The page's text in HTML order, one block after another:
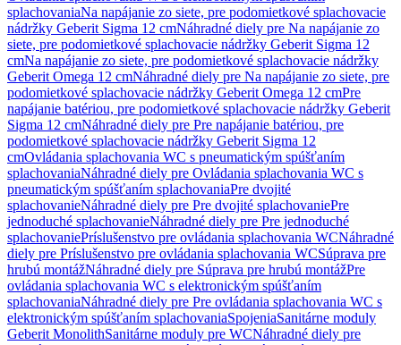
splachovaniaNa napájanie zo siete, pre podomietkové splachovacie
nádržky Geberit Sigma 12 cmNáhradné diely pre Na napájanie zo
siete, pre podomietkové splachovacie nádržky Geberit Sigma 12
cmNa napájanie zo siete, pre podomietkové splachovacie nádržky
Geberit Omega 12 cmNáhradné diely pre Na napájanie zo siete, pre
podomietkové splachovacie nádržky Geberit Omega 12 cmPre
napájanie batériou, pre podomietkové splachovacie nádržky Geberit
Sigma 12 cmNáhradné diely pre Pre napájanie batériou, pre
podomietkové splachovacie nádržky Geberit Sigma 12
cmOvládania splachovania WC s pneumatickým spúšťaním
splachovaniaNáhradné diely pre Ovládania splachovania WC s
pneumatickým spúšťaním splachovaniaPre dvojité
splachovanieNáhradné diely pre Pre dvojité splachovaniePre
jednoduché splachovanieNáhradné diely pre Pre jednoduché
splachovaniePríslušenstvo pre ovládania splachovania WCNáhradné
diely pre Príslušenstvo pre ovládania splachovania WCSúprava pre
hrubú montážNáhradné diely pre Súprava pre hrubú montážPre
ovládania splachovania WC s elektronickým spúšťaním
splachovaniaNáhradné diely pre Pre ovládania splachovania WC s
elektronickým spúšťaním splachovaniaSpojeniaSanitárne moduly
Geberit MonolithSanitárne moduly pre WCNáhradné diely pre